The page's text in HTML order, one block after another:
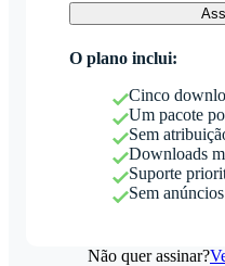
O plano inclui:
Cinco
Um pacote
Sem
Downloads
Suporte
Sem anúncios
Não quer assinar?